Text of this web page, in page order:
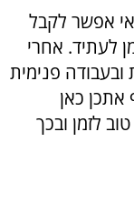
אי אפשר לקבל
לעתיד. אחרי
פנימית
אתכן כאן
לזמן ובכך